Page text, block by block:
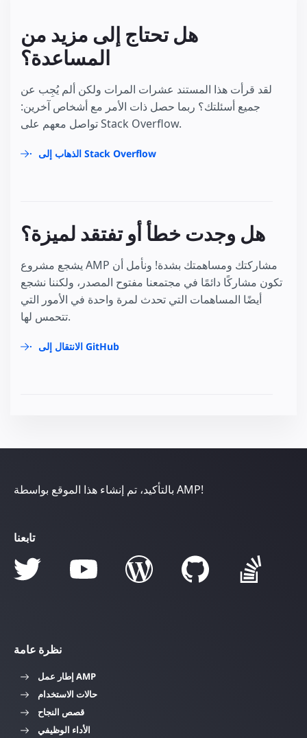
هل تحتاج إلى مزيد من
المساعدة؟
لقد قرأت هذا المستند عشرات المرات ولكن ألم يُجِب عن
جميع أسئلتك؟ ربما حصل ذات الأمر مع أشخاص آخرين:
تواصل معهم على Stack Overflow.
الذهاب إلى Stack Overflow
هل وجدت خطأ أو تفتقد لميزة؟
يشجع مشروع AMP مشاركتك ومساهمتك بشدة! ونأمل أن
تكون مشاركًا دائمًا في مجتمعنا مفتوح المصدر، ولكننا نشجع
أيضًا المساهمات التي تحدث لمرة واحدة في الأمور التي
تتحمس لها.
الانتقال إلى GitHub
بالتأكيد، تم إنشاء هذا الموقع بواسطة AMP!
تابعنا
نظرة عامة
إطار عمل AMP
حالات الاستخدام
قصص النجاح
الأداء الوظيفي